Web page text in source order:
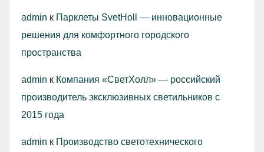
admin к Парклеты SvetHoll — инновационные
решения для комфортного городского
пространства
admin к Компания «СветХолл» — российский
производитель эксклюзивных светильников с
2015 года
admin к Производство светотехнического